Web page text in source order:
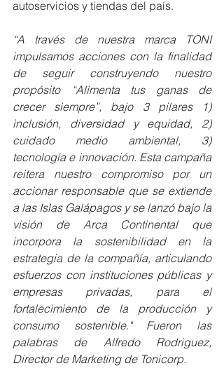
autoservicios y tiendas del país.
“A través de nuestra marca TONI
impulsamos acciones con la finalidad
de seguir construyendo nuestro
propósito “Alimenta tus ganas de
crecer siempre”, bajo 3 pilares 1)
inclusión, diversidad y equidad, 2)
cuidado medio ambiental, 3)
tecnología e innovación. Esta campaña
reitera nuestro compromiso por un
accionar responsable que se extiende
a las Islas Galápagos y se lanzó bajo la
visión de Arca Continental que
incorpora la sostenibilidad en la
estrategia de la compañía, articulando
esfuerzos con instituciones públicas y
empresas privadas, para el
fortalecimiento de la producción y
consumo sostenible." Fueron las
palabras de Alfredo Rodriguez,
Director de Marketing de Tonicorp.